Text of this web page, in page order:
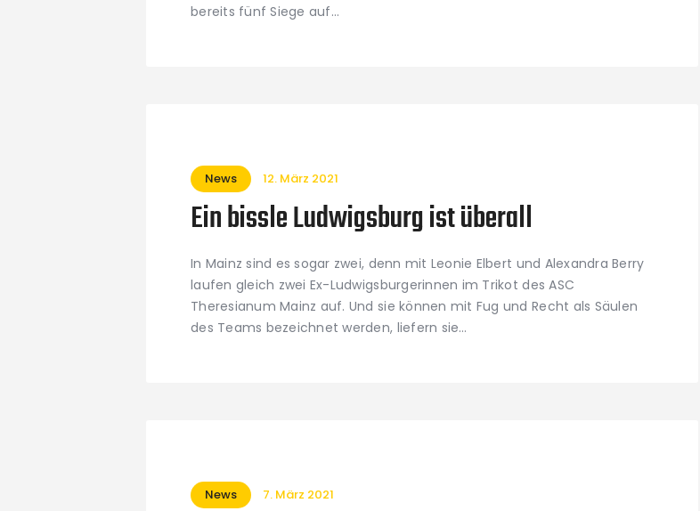
bereits fünf Siege auf…
News 12. März 2021
Ein bissle Ludwigsburg ist überall
In Mainz sind es sogar zwei, denn mit Leonie Elbert und Alexandra Berry
laufen gleich zwei Ex-Ludwigsburgerinnen im Trikot des ASC
Theresianum Mainz auf. Und sie können mit Fug und Recht als Säulen
des Teams bezeichnet werden, liefern sie…
News 7. März 2021